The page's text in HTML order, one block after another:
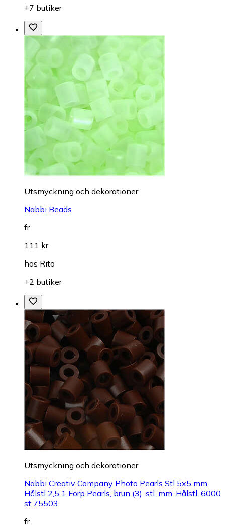
+7 butiker
Utsmyckning och dekorationer
Nabbi Beads
fr.
111 kr
hos Rito
+2 butiker
Utsmyckning och dekorationer
Nabbi Creativ Company Photo Pearls Stl 5x5 mm
Hålstl 2,5 1 Förp Pearls, brun (3), stl. mm, Hålstl. 6000
st 75503
fr.